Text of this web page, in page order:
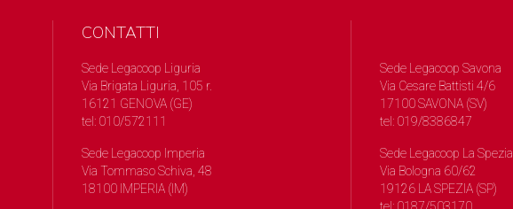
CONTATTI
Sede Legacoop Liguria
Via Brigata Liguria, 105 r.
16121 GENOVA (GE)
tel: 010/572111
Sede Legacoop Imperia
Via Tommaso Schiva, 48
18100 IMPERIA (IM)
Sede Legacoop Savona
Via Cesare Battisti 4/6
17100 SAVONA (SV)
tel: 019/8386847
Sede Legacoop La Spezia
Via Bologna 60/62
19126 LA SPEZIA (SP)